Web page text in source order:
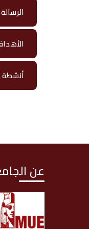
ي
ت
الرسالة
أنشطة
عن